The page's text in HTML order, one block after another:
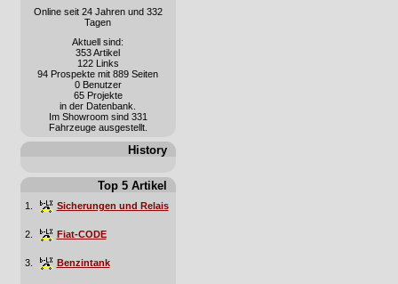
Online seit 24 Jahren und 332
Tagen
Aktuell sind:
353 Artikel
122 Links
94 Prospekte mit 889 Seiten
0 Benutzer
65 Projekte
in der Datenbank.
Im Showroom sind 331
Fahrzeuge ausgestellt.
History
Top 5 Artikel
1. Sicherungen und Relais
2. Fiat-CODE
3. Benzintank